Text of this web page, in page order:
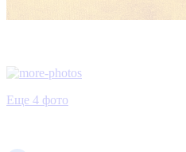
Еще 4 фото